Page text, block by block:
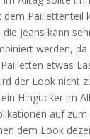
dem Paillettenteil
Jeans kann
werden, da
etwas
der Look nicht
Hingucker im
auf zum
dem Look